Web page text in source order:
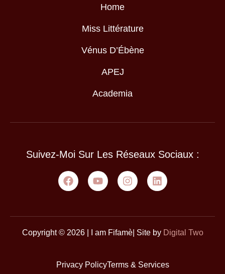
Home
Miss Littérature
Vénus D’Ébène
APEJ
Academia
Suivez-Moi Sur Les Réseaux Sociaux :
Copyright © 2026 | I am Fifamè| Site by Digital Two
Privacy PolicyTerms & Services